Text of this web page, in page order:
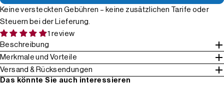
Keine versteckten Gebühren – keine zusätzlichen Tarife oder
Steuern bei der Lieferung.
1 review
Beschreibung
Merkmale und Vorteile
Versand & Rücksendungen
Das könnte Sie auch interessieren